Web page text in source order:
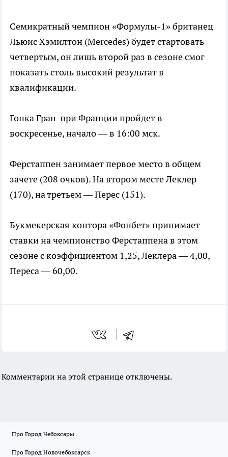
Семикратный чемпион «Формулы-1» британец
Льюис Хэмилтон (Mercedes) будет стартовать
четвертым, он лишь второй раз в сезоне смог
показать столь высокий результат в
квалификации.
Гонка Гран-при Франции пройдет в
воскресенье, начало — в 16:00 мск.
Ферстаппен занимает первое место в общем
зачете (208 очков). На втором месте Леклер
(170), на третьем — Перес (151).
Букмекерская контора «Фонбет» принимает
ставки на чемпионство Ферстаппена в этом
сезоне с коэффициентом 1,25, Леклера — 4,00,
Переса — 60,00.
Комментарии на этой странице отключены.
Про Город Чебоксары
Про Город Новочебоксарск